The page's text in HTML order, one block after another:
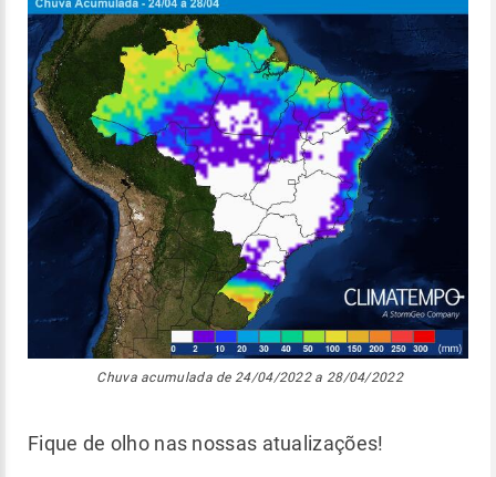
Chuva acumulada de 24/04/2022 a 28/04/2022
Fique de olho nas nossas atualizações!